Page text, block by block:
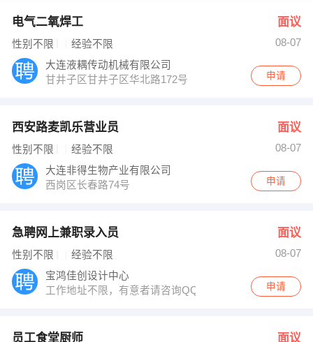
电气二氧焊工 面议
性别不限 经验不限
08-07
大连液耦传动机械有限公司
甘井子区甘井子区华北路172号
申请
西安路麦凯乐营业员 面议
性别不限 经验不限
08-07
大连非得生物产业有限公司
西岗区长春路74号
申请
急聘网上兼职录入员 面议
性别不限 经验不限
08-07
宝鸿佳创设计中心
工作地址不限，有意者请咨询QQ：758870090
申请
员工食堂厨师 面议